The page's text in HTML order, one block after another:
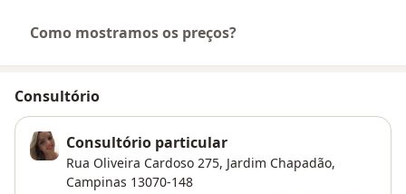
Como mostramos os preços?
Consultório
Consultório particular
Rua Oliveira Cardoso 275, Jardim Chapadão,
Campinas 13070-148